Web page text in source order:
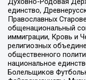
единство,
Православных
общенациональный
иммиграции, Кровь и
религиозных
общественного
национальное
Болельщиков